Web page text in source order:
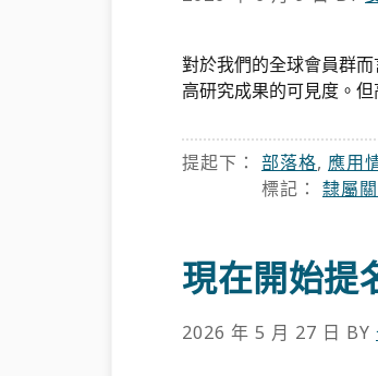
對於我們的全球會員群
高研究成果的可見度。
提起下： 部落格, 應用
標記： 隸屬
現在開始提
2026 年 5 月 27 日 BY